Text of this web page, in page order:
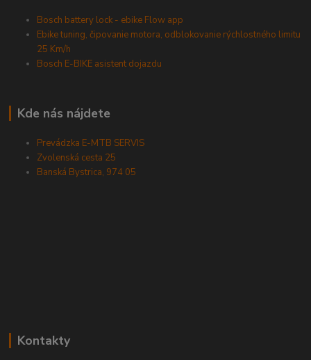
Bosch battery lock - ebike Flow app
Ebike tuning, čipovanie motora, odblokovanie rýchlostného limitu
25 Km/h
Bosch E-BIKE asistent dojazdu
Kde nás nájdete
Prevádzka E-MTB SERVIS
Zvolenská cesta 25
Banská Bystrica, 974 05
Kontakty